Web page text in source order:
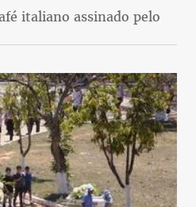
italiano assinado pelo